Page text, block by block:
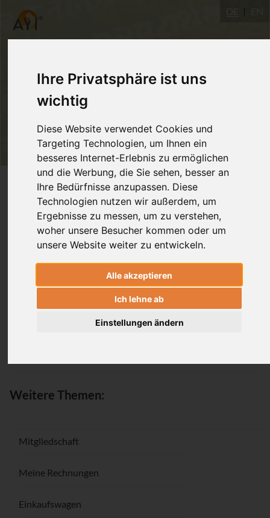
Ihre Privatsphäre ist uns
wichtig
Diese Website verwendet Cookies und
Targeting Technologien, um Ihnen ein
besseres Internet-Erlebnis zu ermöglichen
und die Werbung, die Sie sehen, besser an
Ihre Bedürfnisse anzupassen. Diese
Technologien nutzen wir außerdem, um
Ergebnisse zu messen, um zu verstehen,
woher unsere Besucher kommen oder um
unsere Website weiter zu entwickeln.
Alle akzeptieren
Ich lehne ab
Einstellungen ändern
Login
Passwort vergessen / Registrieren
Weitere Themen:
Mitgliedschaft
Meine Rechnungen
Einkaufswagen